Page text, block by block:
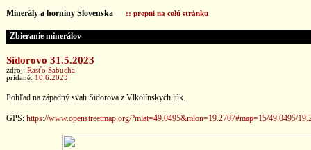
Minerály a horniny Slovenska :: prepni na celú stránku
Zbieranie minerálov
Sidorovo 31.5.2023
zdroj: Rasťo Sabucha
pridané: 10.6.2023
Pohľad na západný svah Sidorova z Vlkolínskych lúk.
GPS: https://www.openstreetmap.org/?mlat=49.0495&mlon=19.2707#map=15/49.0495/